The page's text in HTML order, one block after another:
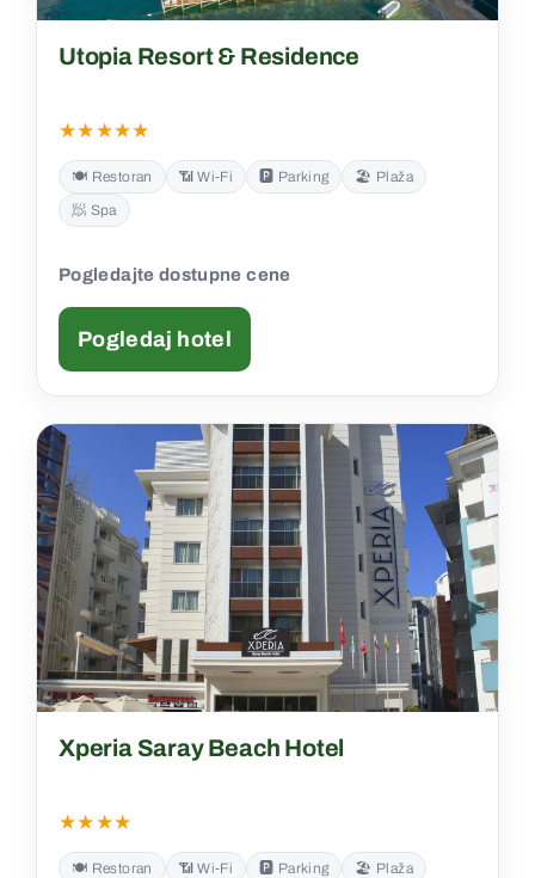
Utopia Resort & Residence
★★★★★
🍽️ Restoran 📶 Wi‑Fi 🅿️ Parking
🏖️ Plaža
🧖 Spa
Pogledajte dostupne cene
Pogledaj hotel
Xperia Saray Beach Hotel
★★★★
🍽️ Restoran 📶 Wi‑Fi 🅿️ Parking
🏖️ Plaža